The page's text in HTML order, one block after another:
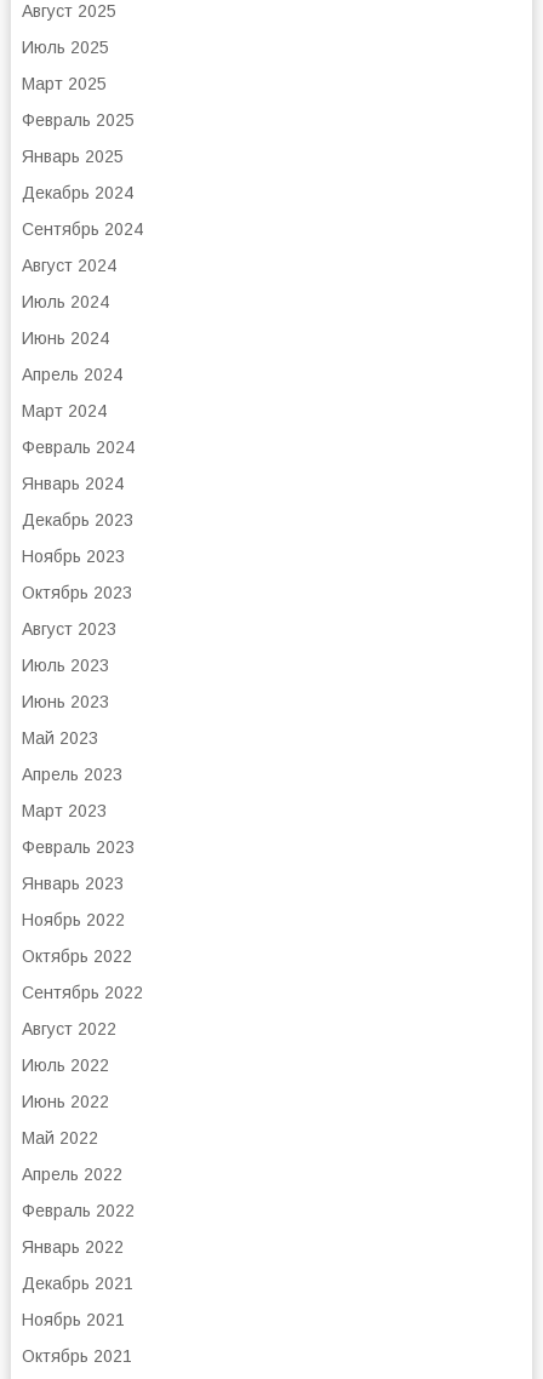
Август 2025
Июль 2025
Март 2025
Февраль 2025
Январь 2025
Декабрь 2024
Сентябрь 2024
Август 2024
Июль 2024
Июнь 2024
Апрель 2024
Март 2024
Февраль 2024
Январь 2024
Декабрь 2023
Ноябрь 2023
Октябрь 2023
Август 2023
Июль 2023
Июнь 2023
Май 2023
Апрель 2023
Март 2023
Февраль 2023
Январь 2023
Ноябрь 2022
Октябрь 2022
Сентябрь 2022
Август 2022
Июль 2022
Июнь 2022
Май 2022
Апрель 2022
Февраль 2022
Январь 2022
Декабрь 2021
Ноябрь 2021
Октябрь 2021